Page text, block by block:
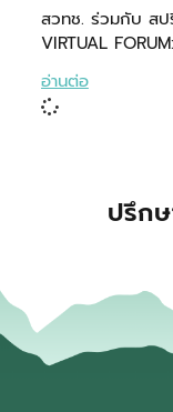
สวทช. ร่วมกับ สป
VIRTUAL
อ่านต่อ
ปรึก